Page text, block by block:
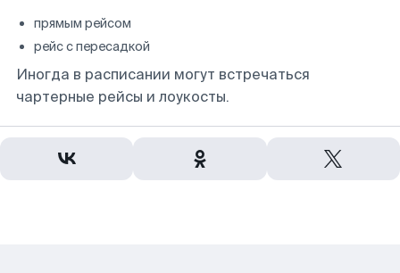
прямым рейсом
рейс с пересадкой
Иногда в расписании могут встречаться
чартерные рейсы и лоукосты.